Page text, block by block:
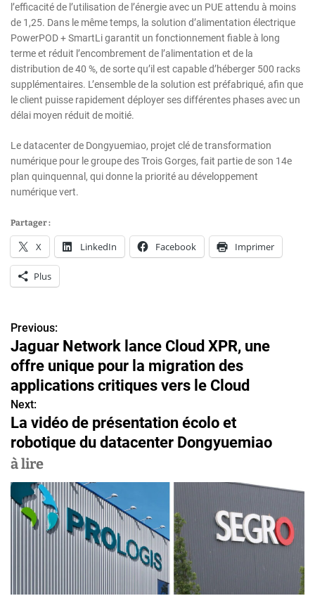
l’efficacité de l’utilisation de l’énergie avec un PUE attendu à moins
de 1,25. Dans le même temps, la solution d’alimentation électrique
PowerPOD + SmartLi garantit un fonctionnement fiable à long
terme et réduit l’encombrement de l’alimentation et de la
distribution de 40 %, de sorte qu’il est capable d’héberger 500 racks
supplémentaires. L’ensemble de la solution est préfabriqué, afin que
le client puisse rapidement déployer ses différentes phases avec un
délai moyen réduit de moitié.
Le datacenter de Dongyuemiao, projet clé de transformation
numérique pour le groupe des Trois Gorges, fait partie de son 14e
plan quinquennal, qui donne la priorité au développement
numérique vert.
Partager :
X LinkedIn Facebook Imprimer
Plus
N
a
v
i
g
a
t
d
Previous:
Jaguar Network lance Cloud XPR, une
offre unique pour la migration des
applications critiques vers le Cloud
Next:
La vidéo de présentation écolo et
robotique du datacenter Dongyuemiao
à lire